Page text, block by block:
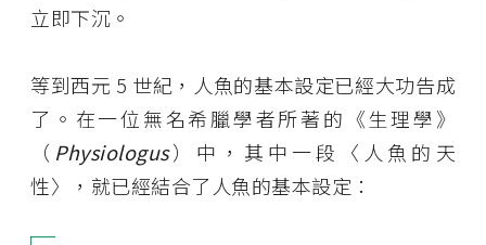
立即下沉。
等到西元 5 世紀，人魚的基本設定已經大功告成
了。在一位無名希臘學者所著的《生理學》
（ Physiologus）中，其中一段〈人魚的天
性〉，就已經結合了人魚的基本設定：